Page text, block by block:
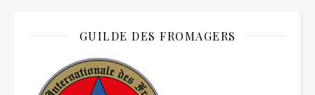
GUILDE DES FROMAGERS